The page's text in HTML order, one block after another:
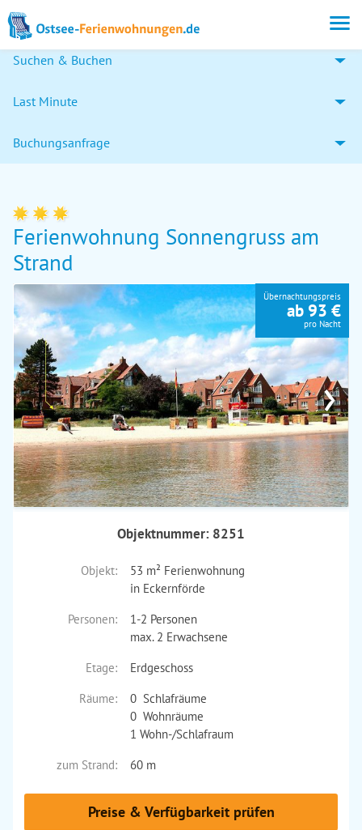
Suchen & Buchen
Last Minute
Buchungsanfrage
Ferienwohnung Sonnengruss am
Strand
›
Übernachtungspreis
ab 93 €
pro Nacht
Objektnummer: 8251
Objekt:
53 m² Ferienwohnung
in Eckernförde
Personen:
1-2 Personen
max. 2 Erwachsene
Etage:
Erdgeschoss
Räume:
0 Schlafräume
0 Wohnräume
1 Wohn-/Schlafraum
zum Strand:
60 m
Preise & Verfügbarkeit prüfen